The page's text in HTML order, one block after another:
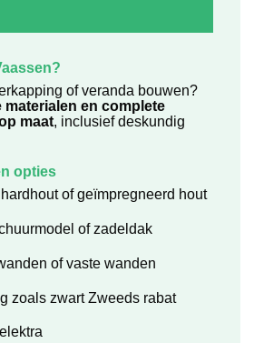
of veranda bouwen?
materialen en complete
maat, inclusief deskundig
opties
of geïmpregneerd hout
of zadeldak
of vaste wanden
zoals zwart Zweeds rabat